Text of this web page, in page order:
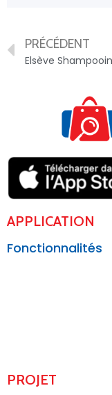
PRÉCÉDENT
APPLICATION
Fonctionnalités
PROJET